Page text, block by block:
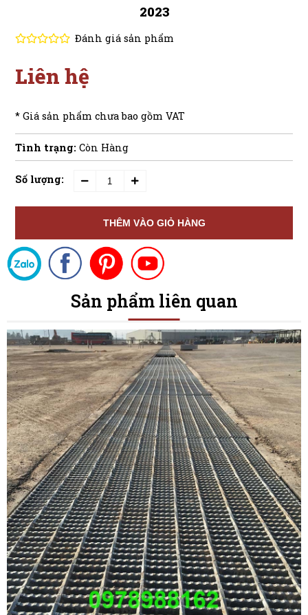
2023
Đánh giá sản phẩm
Liên hệ
* Giá sản phẩm chưa bao gồm VAT
Tình trạng: Còn Hàng
Số lượng:
THÊM VÀO GIỎ HÀNG
Sản phẩm liên quan